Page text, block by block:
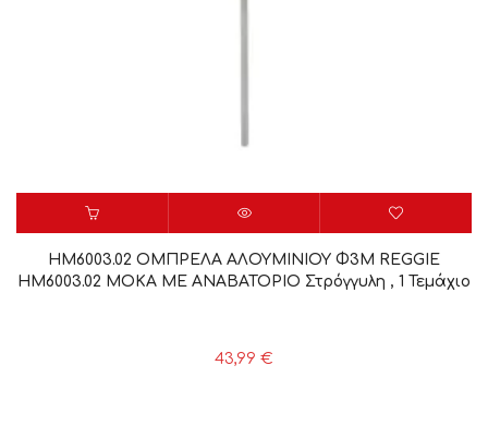
HM6003.02 ΟΜΠΡΕΛΑ ΑΛΟΥΜΙΝΙΟΥ Φ3Μ REGGIE
HM6003.02 ΜΟΚΑ ME ΑΝΑΒΑΤΟΡΙΟ Στρόγγυλη , 1 Τεμάχιο
43,99 €